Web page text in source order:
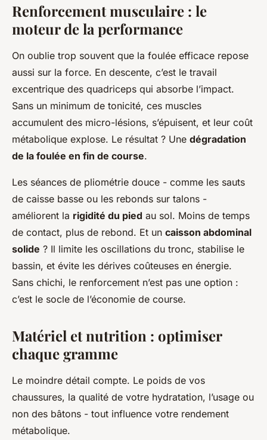
Renforcement musculaire : le
moteur de la performance
On oublie trop souvent que la foulée efficace repose
aussi sur la force. En descente, c’est le travail
excentrique des quadriceps qui absorbe l’impact.
Sans un minimum de tonicité, ces muscles
accumulent des micro-lésions, s’épuisent, et leur coût
métabolique explose. Le résultat ? Une dégradation
de la foulée en fin de course.
Les séances de pliométrie douce - comme les sauts
de caisse basse ou les rebonds sur talons -
améliorent la rigidité du pied au sol. Moins de temps
de contact, plus de rebond. Et un caisson abdominal
solide ? Il limite les oscillations du tronc, stabilise le
bassin, et évite les dérives coûteuses en énergie.
Sans chichi, le renforcement n’est pas une option :
c’est le socle de l’économie de course.
Matériel et nutrition : optimiser
chaque gramme
Le moindre détail compte. Le poids de vos
chaussures, la qualité de votre hydratation, l’usage ou
non des bâtons - tout influence votre rendement
métabolique.